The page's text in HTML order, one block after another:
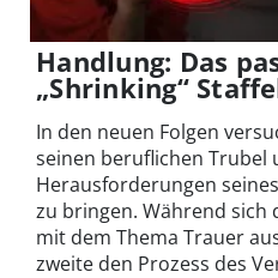
Handlung: Das
„Shrinking“
In den neuen Folgen
seinen beruflichen Trubel
Herausforderungen
zu bringen. Während sich
mit dem Thema Trauer
zweite den Prozess des